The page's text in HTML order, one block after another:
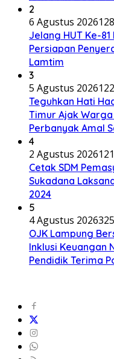
2
6 Agustus 2026
Jelang HUT Ke-
Persiapan
Lamtim
3
5 Agustus 2026
Teguhkan Hati
Timur Ajak
Perbanyak Amal
4
2 Agustus 2026
Cetak SDM
Sukadana
2024
5
4 Agustus 2026
OJK Lampung
Inklusi Keuangan
Pendidik Terima